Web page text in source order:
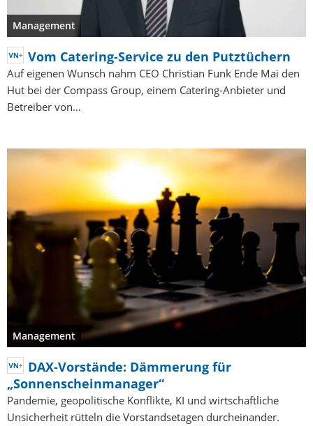
Management
Vom Catering-Service zu den Putztüchern
Auf eigenen Wunsch nahm CEO Christian Funk Ende Mai den
Hut bei der Compass Group, einem Catering-Anbieter und
Betreiber von…
Management
DAX-Vorstände: Dämmerung für
„Sonnenscheinmanager“
Pandemie, geopolitische Konflikte, KI und wirtschaftliche
Unsicherheit rütteln die Vorstandsetagen durcheinander.